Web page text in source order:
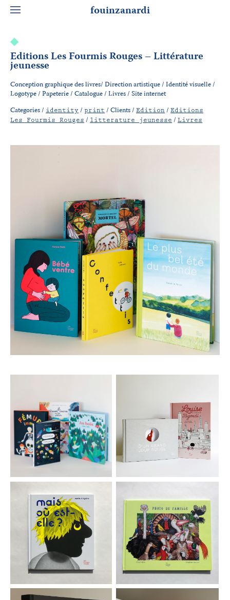
fouinzanardi
Editions Les Fourmis Rouges – Littérature
jeunesse
Conception graphique des livres/ Direction artistique / Identité visuelle /
Logotype / Papeterie / Catalogue / Livres / Site internet
Categories /identity/print/Clients /Edition/Editions
Les Fourmis Rouges/litterature jeunesse/Livres